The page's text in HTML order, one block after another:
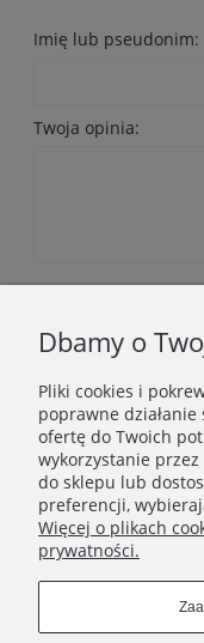
Imię lub pseudonim:
Twoja opinia:
WAŻNE INFORMACJE
POLECANE STRONY
Dbamy o
Pliki cookies i
poprawne
ofertę do Twoich
wykorzystanie
do sklepu lub
preferencji,
Więcej o plikach
prywatności.